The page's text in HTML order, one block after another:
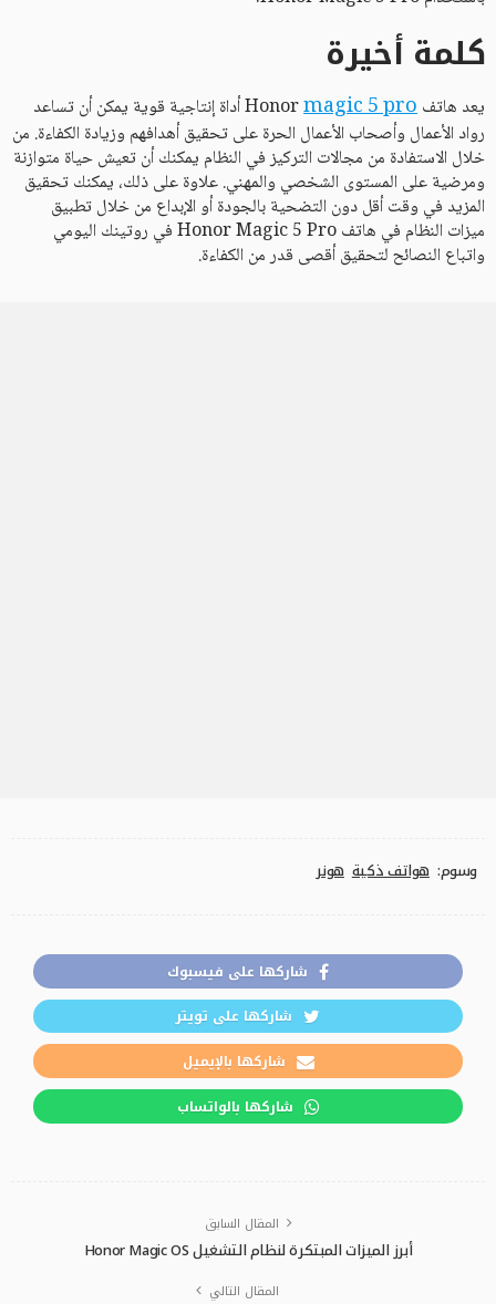
كلمة أخيرة
يعد هاتف Honormagic 5 pro
أداة إنتاجية قوية يمكن أن تساعد
رواد الأعمال وأصحاب الأعمال الحرة على تحقيق أهدافهم وزيادة الكفاءة. من
خلال الاستفادة من مجالات التركيز في النظام يمكنك أن تعيش حياة متوازنة
ومرضية على المستوى الشخصي والمهني. علاوة على ذلك، يمكنك تحقيق
المزيد في وقت أقل دون التضحية بالجودة أو الإبداع من خلال تطبيق
ميزات النظام في هاتف Honor Magic 5 Pro في روتينك اليومي
واتباع النصائح لتحقيق أقصى قدر من الكفاءة.
وسوم: هواتف ذكية هونر
شاركها على فيسبوك
شاركها على تويتر
شاركها بالإيميل
شاركها بالواتساب
المقال السابق
أبرز الميزات المبتكرة لنظام التشغيل Honor Magic OS
المقال التالي